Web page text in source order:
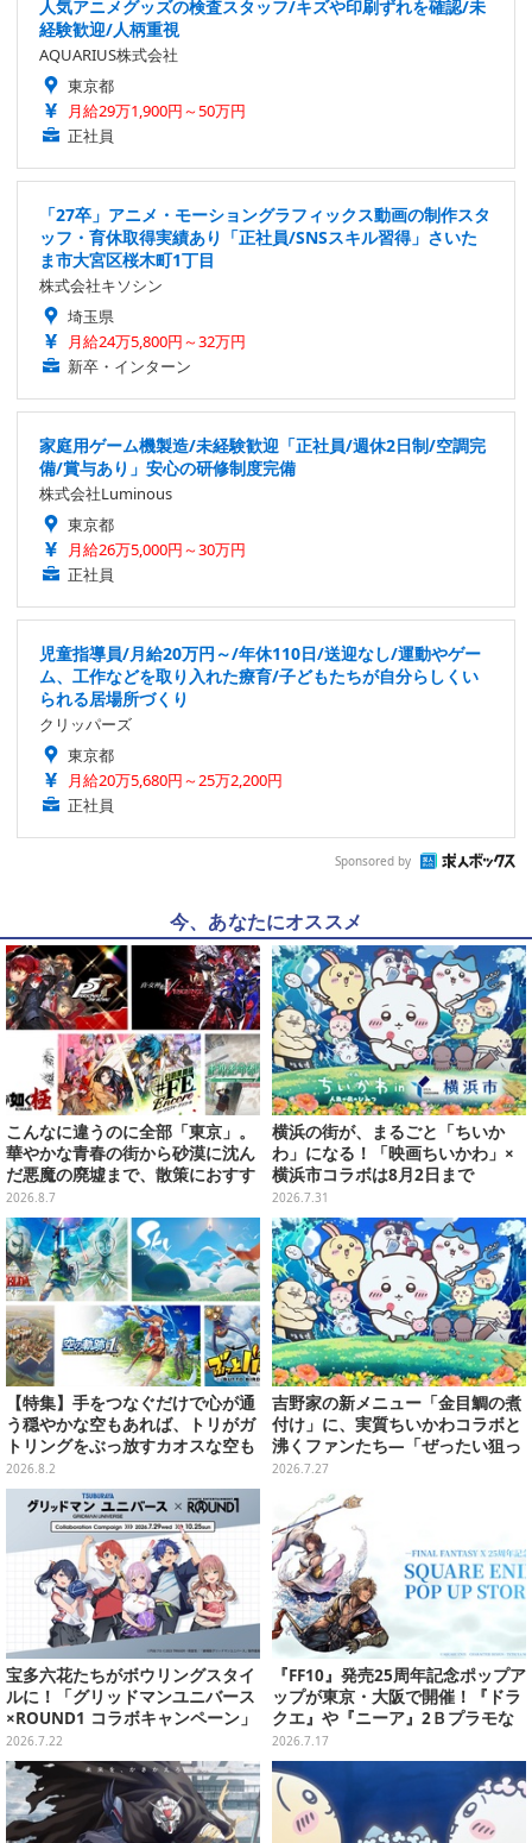
人気アニメグッズの検査スタッフ/キズや印刷ずれを確認/未
経験歓迎/人柄重視
AQUARIUS株式会社
東京都
月給29万1,900円～50万円
正社員
「27卒」アニメ・モーショングラフィックス動画の制作スタ
ッフ・育休取得実績あり「正社員/SNSスキル習得」さいた
ま市大宮区桜木町1丁目
株式会社キソシン
埼玉県
月給24万5,800円～32万円
新卒・インターン
家庭用ゲーム機製造/未経験歓迎「正社員/週休2日制/空調完
備/賞与あり」安心の研修制度完備
株式会社Luminous
東京都
月給26万5,000円～30万円
正社員
児童指導員/月給20万円～/年休110日/送迎なし/運動やゲー
ム、工作などを取り入れた療育/子どもたちが自分らしくい
られる居場所づくり
クリッパーズ
東京都
月給20万5,680円～25万2,200円
正社員
Sponsored by
今、あなたにオススメ
こんなに違うのに全部「東京」。
華やかな青春の街から砂漠に沈ん
だ悪魔の廃墟まで、散策におすす
め東京ゲーム5選【特集】
2026.8.7
横浜の街が、まるごと「ちいか
わ」になる！「映画ちいかわ」×
横浜市コラボは8月2日まで
2026.7.31
【特集】手をつなぐだけで心が通
う穏やかな空もあれば、トリがガ
トリングをぶっ放すカオスな空も
ある！“空”がテーマのおすすめゲ
ーム5選
2026.8.2
吉野家の新メニュー「金目鯛の煮
付け」に、実質ちいかわコラボと
沸くファンたち―「ぜったい狙っ
ただろ！」「映画公開のタイミン
グで妙だな？」
2026.7.27
宝多六花たちがボウリングスタイ
ルに！「グリッドマンユニバース
×ROUND1 コラボキャンペーン」
開催決定、企画やグッズ販売を実
施
2026.7.22
『FF10』発売25周年記念ポップア
ップが東京・大阪で開催！『ドラ
クエ』や『ニーア』2Ｂプラモな
ども販売
2026.7.17